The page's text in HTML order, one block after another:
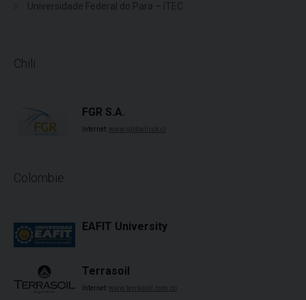
Universidade Federal do Para – ITEC
Chili
FGR S.A.
Internet: www.globalrisk.cl
Colombie
EAFIT University
Terrasoil
Internet: www.terrasoil.com.co